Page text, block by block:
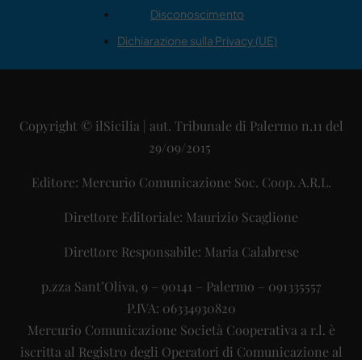
Disconoscimento
Dichiarazione sulla Privacy (UE)
Copyright © ilSicilia | aut. Tribunale di Palermo n.11 del
29/09/2015
Editore: Mercurio Comunicazione Soc. Coop. A.R.L.
Direttore Editoriale: Maurizio Scaglione
Direttore Responsabile: Maria Calabrese
p.zza Sant’Oliva, 9 – 90141 – Palermo – 091335557
P.IVA: 06334930820
Mercurio Comunicazione Società Cooperativa a r.l. è
iscritta al Registro degli Operatori di Comunicazione al